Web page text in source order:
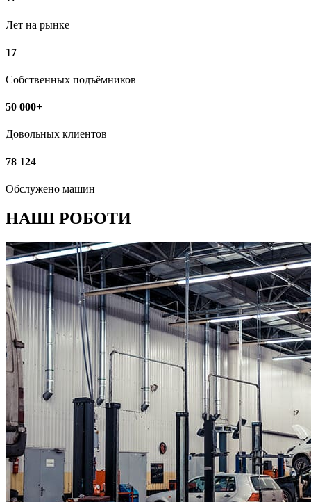
Лет на рынке
17
Собственных подъёмников
50 000+
Довольных клиентов
78 124
Обслужено машин
НАШІ РОБОТИ